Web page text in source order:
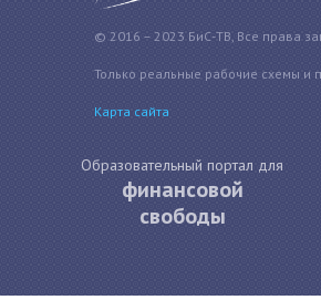
© 2016 – 2023 БиС-ТВ, Все права
Только реальные рабочие схемы и
Карта сайта
Образовательный портал для
финансовой
свободы